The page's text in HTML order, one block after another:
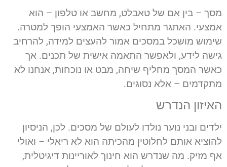
מסך – בין אם של טאבלט, מחשב או טלפון – הוא
אמצעי. האתגר מתחיל כאשר האמצעי הופך למטרה.
שימוש מושכל במסכים אמור להעצים למידה, להרחיב
גישה לידע, ולאפשר התאמה אישית של תכנים. אך
כאשר המסך מחליף שיחה, מבט או נוכחות, אנחנו לא
מתקדמים – אלא נסוגים.
האיזון הנדרש
ילדים ובני נוער נולדו לעולם של מסכים. לכן, הניסיון
להוציא אותם לחלוטין מהכיתה הוא לא ריאלי – ואולי
אף מזיק. מה שנדרש הוא חינוך לאוריינות דיגיטלית,